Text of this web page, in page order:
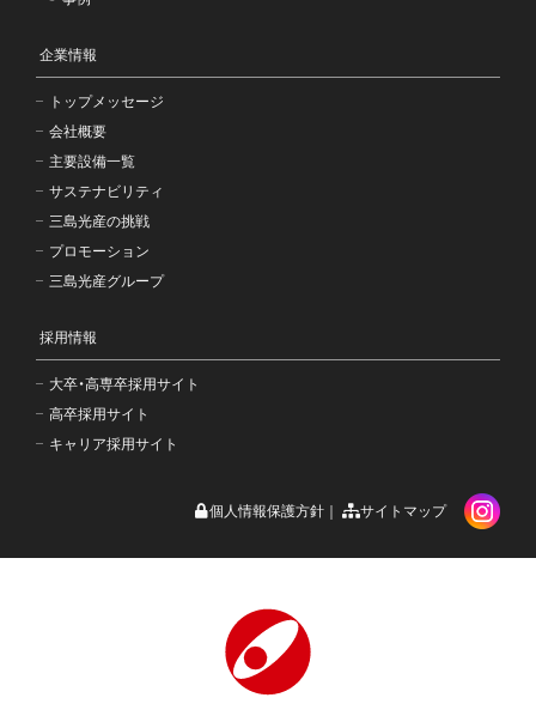
企業情報
トップメッセージ
会社概要
主要設備一覧
サステナビリティ
三島光産の挑戦
プロモーション
三島光産グループ
採用情報
大卒・高専卒採用サイト
高卒採用サイト
キャリア採用サイト
個人情報保護方針 サイトマップ